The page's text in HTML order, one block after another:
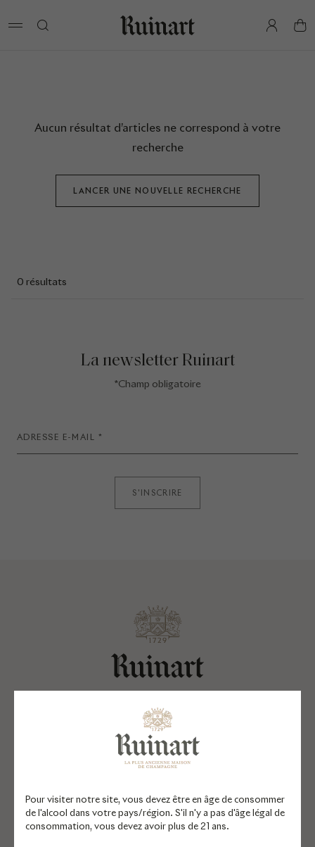
Pour visiter notre site, vous devez être en âge de consommer
de l'alcool dans votre pays/région. S'il n'y a pas d'âge légal de
consommation, vous devez avoir plus de 21 ans.
Aucun résultat d’articles ne correspond à votre
recherche
LANCER UNE NOUVELLE RECHERCHE
0 résultats
La newsletter Ruinart
*Champ obligatoire
S'INSCRIRE
EXPLORER RUINART.COM
Champagnes
Réservations
La Maison
Engagements